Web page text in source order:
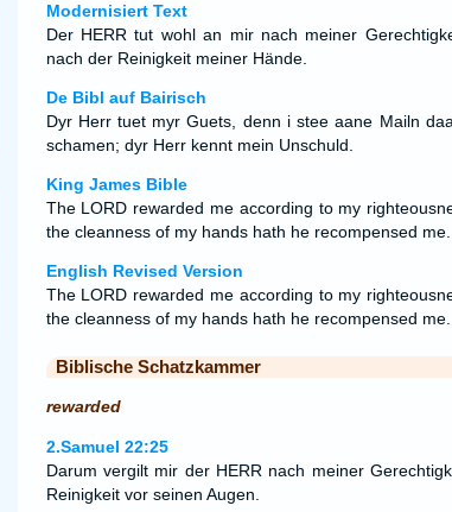
Modernisiert Text
Der HERR tut wohl an mir nach meiner
nach der Reinigkeit meiner Hände.
De Bibl auf Bairisch
Dyr Herr tuet myr Guets, denn i stee aane Mailn
schamen; dyr Herr kennt mein Unschuld.
King James Bible
The LORD rewarded me according to my
the cleanness of my hands hath he recompensed me.
English Revised Version
The LORD rewarded me according to my
the cleanness of my hands hath he recompensed me.
Biblische Schatzkammer
rewarded
2.Samuel 22:25
Darum vergilt mir der HERR nach meiner
Reinigkeit vor seinen Augen.